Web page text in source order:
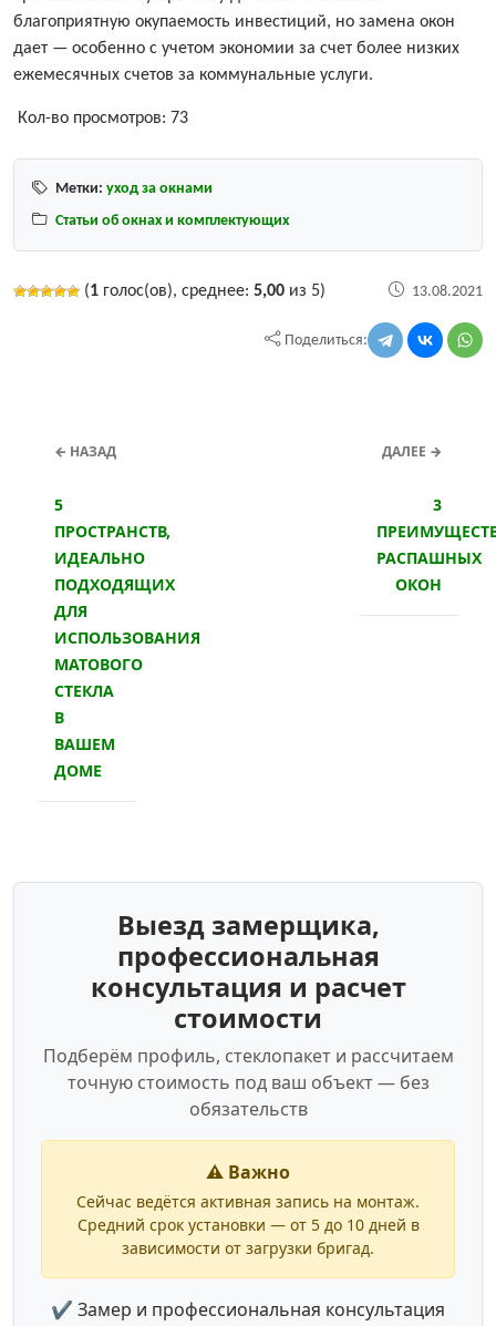
благоприятную окупаемость инвестиций, но замена окон
дает — особенно с учетом экономии за счет более низких
ежемесячных счетов за коммунальные услуги.
Кол-во просмотров: 73
Метки: уход за окнами
Статьи об окнах и комплектующих
(1 голос(ов), среднее: 5,00 из 5) 13.08.2021
Поделиться:
← НАЗАД
5
ПРОСТРАНСТВ,
ИДЕАЛЬНО
ПОДХОДЯЩИХ
ДЛЯ
ИСПОЛЬЗОВАНИЯ
МАТОВОГО
СТЕКЛА
В
ВАШЕМ
ДОМЕ
ДАЛЕЕ →
3
РАСПАШНЫХ
ОКОН
Выезд замерщика,
профессиональная
консультация и расчет
стоимости
Подберём профиль, стеклопакет и рассчитаем
точную стоимость под ваш объект — без
обязательств
⚠️ Важно
Сейчас ведётся активная запись на монтаж.
Средний срок установки — от 5 до 10 дней в
зависимости от загрузки бригад.
✔ Замер и профессиональная консультация